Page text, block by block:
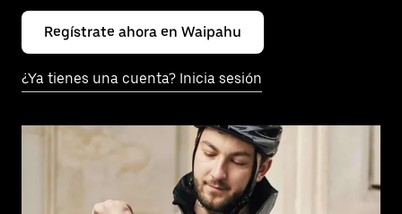
Regístrate ahora en Waipahu
¿Ya tienes una cuenta? Inicia sesión